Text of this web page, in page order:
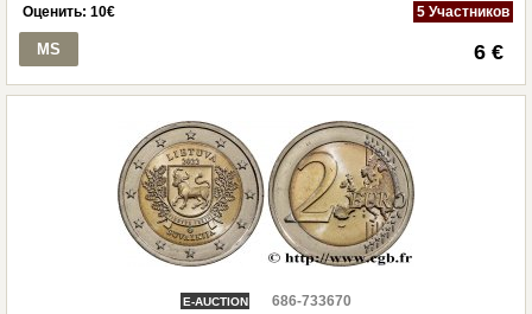
Оценить: 10€ 5 Участников
MS 6 €
E-AUCTION
686-733670